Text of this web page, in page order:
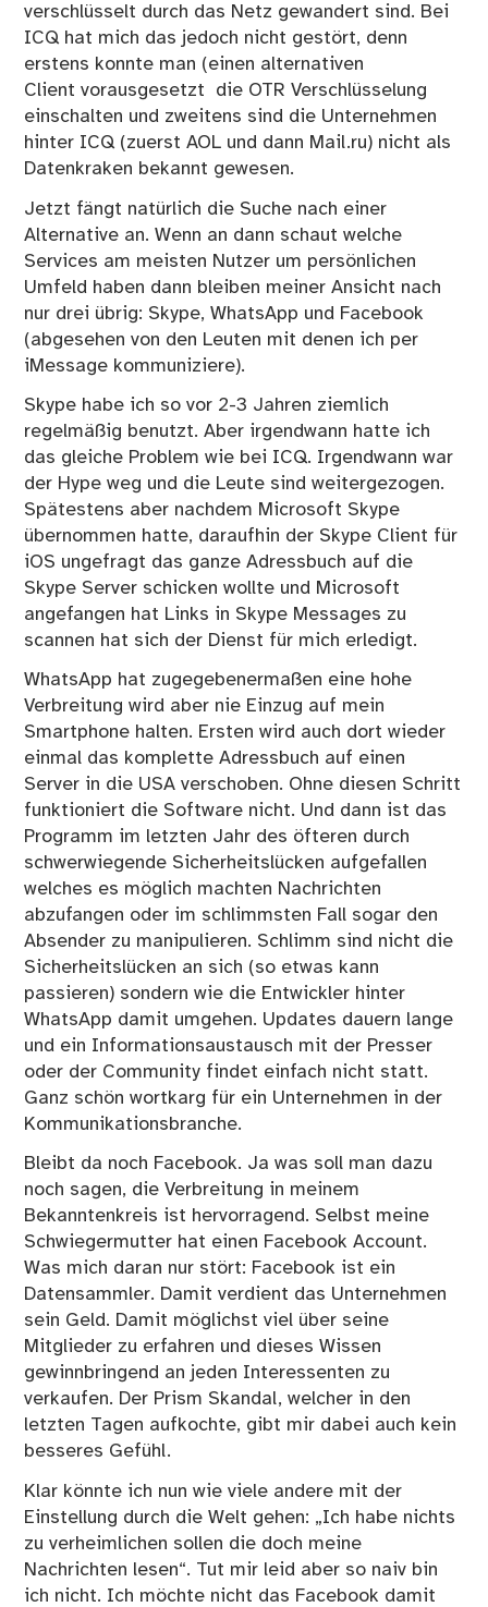
verschlüsselt durch das Netz gewandert sind. Bei
ICQ hat mich das jedoch nicht gestört, denn
erstens konnte man (einen alternativen
Client vorausgesetzt die OTR Verschlüsselung
einschalten und zweitens sind die Unternehmen
hinter ICQ (zuerst AOL und dann Mail.ru) nicht als
Datenkraken bekannt gewesen.
Jetzt fängt natürlich die Suche nach einer
Alternative an. Wenn an dann schaut welche
Services am meisten Nutzer um persönlichen
Umfeld haben dann bleiben meiner Ansicht nach
nur drei übrig: Skype, WhatsApp und Facebook
(abgesehen von den Leuten mit denen ich per
iMessage kommuniziere).
Skype habe ich so vor 2-3 Jahren ziemlich
regelmäßig benutzt. Aber irgendwann hatte ich
das gleiche Problem wie bei ICQ. Irgendwann war
der Hype weg und die Leute sind weitergezogen.
Spätestens aber nachdem Microsoft Skype
übernommen hatte, daraufhin der Skype Client für
iOS ungefragt das ganze Adressbuch auf die
Skype Server schicken wollte und Microsoft
angefangen hat Links in Skype Messages zu
scannen hat sich der Dienst für mich erledigt.
WhatsApp hat zugegebenermaßen eine hohe
Verbreitung wird aber nie Einzug auf mein
Smartphone halten. Ersten wird auch dort wieder
einmal das komplette Adressbuch auf einen
Server in die USA verschoben. Ohne diesen Schritt
funktioniert die Software nicht. Und dann ist das
Programm im letzten Jahr des öfteren durch
schwerwiegende Sicherheitslücken aufgefallen
welches es möglich machten Nachrichten
abzufangen oder im schlimmsten Fall sogar den
Absender zu manipulieren. Schlimm sind nicht die
Sicherheitslücken an sich (so etwas kann
passieren) sondern wie die Entwickler hinter
WhatsApp damit umgehen. Updates dauern lange
und ein Informationsaustausch mit der Presser
oder der Community findet einfach nicht statt.
Ganz schön wortkarg für ein Unternehmen in der
Kommunikationsbranche.
Bleibt da noch Facebook. Ja was soll man dazu
noch sagen, die Verbreitung in meinem
Bekanntenkreis ist hervorragend. Selbst meine
Schwiegermutter hat einen Facebook Account.
Was mich daran nur stört: Facebook ist ein
Datensammler. Damit verdient das Unternehmen
sein Geld. Damit möglichst viel über seine
Mitglieder zu erfahren und dieses Wissen
gewinnbringend an jeden Interessenten zu
verkaufen. Der Prism Skandal, welcher in den
letzten Tagen aufkochte, gibt mir dabei auch kein
besseres Gefühl.
Klar könnte ich nun wie viele andere mit der
Einstellung durch die Welt gehen: „Ich habe nichts
zu verheimlichen sollen die doch meine
Nachrichten lesen“. Tut mir leid aber so naiv bin
ich nicht. Ich möchte nicht das Facebook damit